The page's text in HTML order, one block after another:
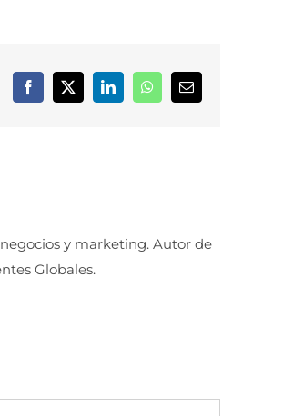
Facebook
X LinkedInWhatsAppCorreo
electrónico
y marketing. Autor de
Globales.